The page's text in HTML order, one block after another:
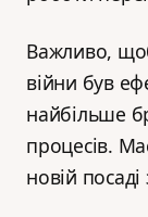
Важливо,
війни був
найбільше
процесів.
новій посаді